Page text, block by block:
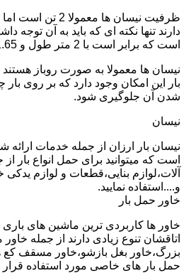
ظرفیت نیسان ها
دارند تنها نکته ای که باید به آن توجه
است که برابر است با 2 متر طول و 1.65 متر عرض.
نیسان ها معمولا به صورت روباز
بار این امکان وجود دارد که بر روی
شدن آن جلوگیری شود.
نیسان
نیسان بار ارزان از جمله خدمات ارائه
است که میتوانید برای حمل انواع بار
آلات،لوازم بنایی،قطعات و لوازم یدکی
و....استفاده نمایید.
خاور حمل بار
خاور ها کاربردی ترین ماشین های باری
اتاقشان تنوع زیادی دارند از جمله
بزرگ،خاور بغل بازشو،خاور مسقف کع
حمل بار های خاصی مورد استفاده قرار